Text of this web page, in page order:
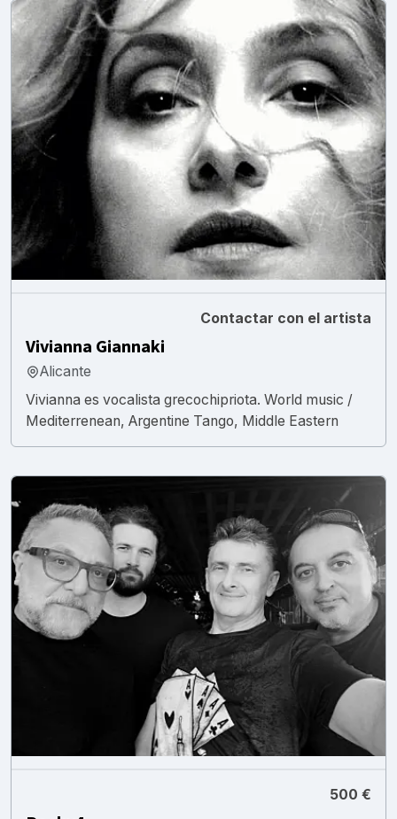
Contactar con el artista
Vivianna Giannaki
Alicante
Vivianna es vocalista grecochipriota. World music /
Mediterrenean, Argentine Tango, Middle Eastern
500 €